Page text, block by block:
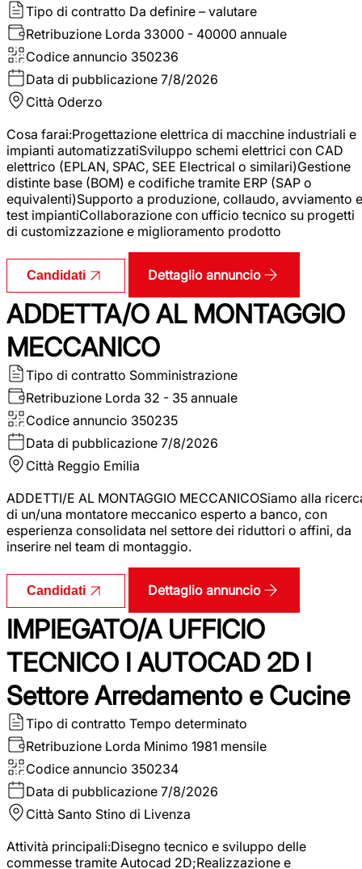
Tipo di contratto Da definire – valutare
Retribuzione Lorda 33000 - 40000 annuale
Codice annuncio 350236
Data di pubblicazione 7/8/2026
Città Oderzo
Cosa farai:Progettazione elettrica di macchine industriali e
impianti automatizzatiSviluppo schemi elettrici con CAD
elettrico (EPLAN, SPAC, SEE Electrical o similari)Gestione
distinte base (BOM) e codifiche tramite ERP (SAP o
equivalenti)Supporto a produzione, collaudo, avviamento e
test impiantiCollaborazione con ufficio tecnico su progetti
di customizzazione e miglioramento prodotto
Candidati Dettaglio annuncio
ADDETTA/O AL MONTAGGIO
MECCANICO
Tipo di contratto Somministrazione
Retribuzione Lorda 32 - 35 annuale
Codice annuncio 350235
Data di pubblicazione 7/8/2026
Città Reggio Emilia
ADDETTI/E AL MONTAGGIO MECCANICOSiamo alla
di un/una montatore meccanico esperto a banco, con
esperienza consolidata nel settore dei riduttori o affini, da
inserire nel team di montaggio.
Candidati Dettaglio annuncio
IMPIEGATO/A UFFICIO
TECNICO I AUTOCAD 2D I
Settore Arredamento e Cucine
Tipo di contratto Tempo determinato
Retribuzione Lorda Minimo 1981 mensile
Codice annuncio 350234
Data di pubblicazione 7/8/2026
Città Santo Stino di Livenza
Attività principali:Disegno tecnico e sviluppo delle
commesse tramite Autocad 2D;Realizzazione e